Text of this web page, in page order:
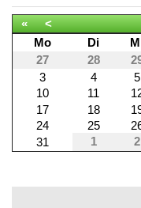
« <
Mo
Di
27
28
3
4 5
10
11
17
18
24
25
31
1 2